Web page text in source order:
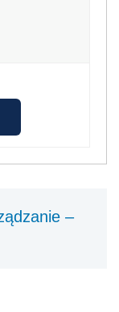
całkowicie